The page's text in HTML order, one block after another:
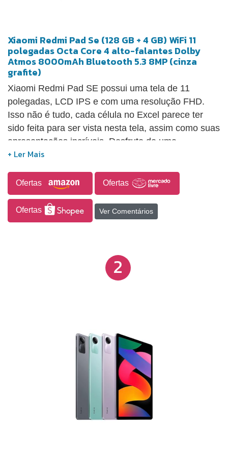
Xiaomi Redmi Pad Se (128 GB + 4 GB) WiFi 11
polegadas Octa Core 4 alto-falantes Dolby
Atmos 8000mAh Bluetooth 5.3 8MP (cinza
grafite)
Xiaomi Redmi Pad SE possui uma tela de 11
polegadas, LCD IPS e com uma resolução FHD.
Isso não é tudo, cada célula no Excel parece ter
sido feita para ser vista nesta tela, assim como suas
apresentações incríveis. Desfrute de uma
experiência de rolagem suave e amanteigada em
alta taxa de atualização com molduras que
respondem a todas as suas ações. Encontrou uma
nova faixa você não consegue manter suas orelhas
afastadas? Quer experimentar cada cena como se
Mergulhe mais fundo em cada cena com som que
envolve você onde quer que você vá com Dolby
processador Qualcomm Snapdragon 680 (SM6225),
tornando cada experiência super suave. Chamadas
de vídeo Full HD com FocusFrame que ajusta a
moldura de acordo com o seu movimento e até
amplia o campo de visão em até 105 ° C para
acomodar sua família e amigos. O MIUI 14
juntamente com o Android 13 pronto para uso, traz
Ofertas Ofertas
Ofertas Ver Comentários
2